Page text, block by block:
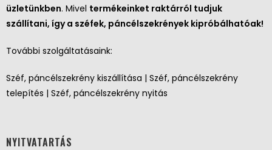
üzletünkben. Mivel termékeinket raktárról tudjuk
szállítani, így a széfek, páncélszekrények kipróbálhatóak!
További szolgáltatásaink:
Széf, páncélszekrény kiszállítása | Széf, páncélszekrény
telepítés | Széf, páncélszekrény nyitás
NYITVATARTÁS